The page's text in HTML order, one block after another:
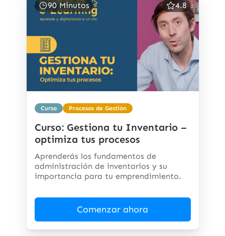
90 Minutos 4.8
Curso Procesos de Gestión
Curso: Gestiona tu Inventario –
optimiza tus procesos
Aprenderás los fundamentos de
administración de inventarios y su
importancia para tu emprendimiento.
Comenzar ahora